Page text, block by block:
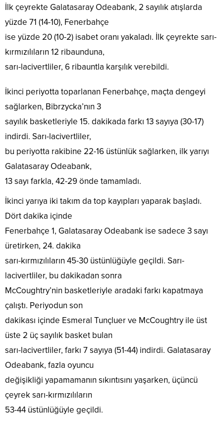
İlk çeyrekte Galatasaray Odeabank, 2 sayılık atışlarda
yüzde 71 (14-10), Fenerbahçe
ise yüzde 20 (10-2) isabet oranı yakaladı. İlk çeyrekte sarı-
kırmızılıların 12 ribaunduna,
sarı-lacivertliler, 6 ribauntla karşılık verebildi.
İkinci periyotta toparlanan Fenerbahçe, maçta dengeyi
sağlarken, Bibrzycka’nın 3
sayılık basketleriyle 15. dakikada farkı 13 sayıya (30-17)
indirdi. Sarı-lacivertliler,
bu periyotta rakibine 22-16 üstünlük sağlarken, ilk yarıyı
Galatasaray Odeabank,
13 sayı farkla, 42-29 önde tamamladı.
İkinci yarıya iki takım da top kayıpları yaparak başladı.
Dört dakika içinde
Fenerbahçe 1, Galatasaray Odeabank ise sadece 3 sayı
üretirken, 24. dakika
sarı-kırmızılıların 45-30 üstünlüğüyle geçildi. Sarı-
lacivertliler, bu dakikadan sonra
McCoughtry’nin basketleriyle aradaki farkı kapatmaya
çalıştı. Periyodun son
dakikası içinde Esmeral Tunçluer ve McCoughtry ile üst
üste 2 üç sayılık basket bulan
sarı-lacivertliler, farkı 7 sayıya (51-44) indirdi. Galatasaray
Odeabank, fazla oyuncu
değişikliği yapamamanın sıkıntısını yaşarken, üçüncü
çeyrek sarı-kırmızılıların
53-44 üstünlüğüyle geçildi.